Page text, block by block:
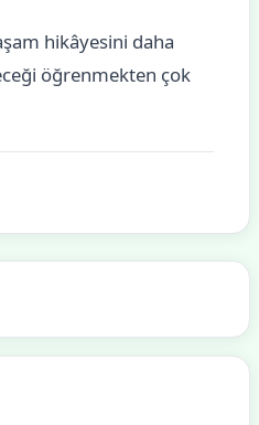
hikâyesini daha
öğrenmekten çok